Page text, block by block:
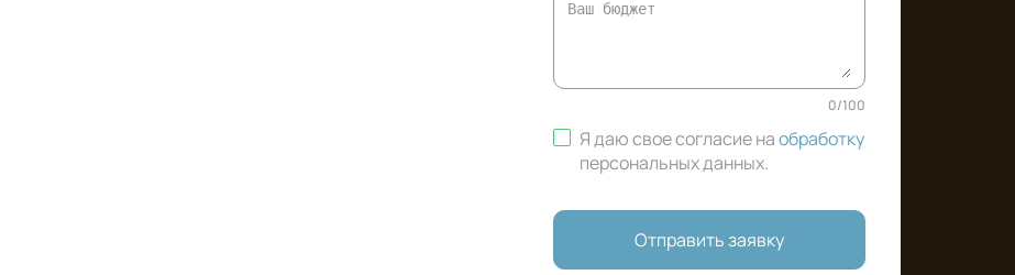
0/100
Я даю свое согласие наобработку
персональных данных.
Отправить заявку